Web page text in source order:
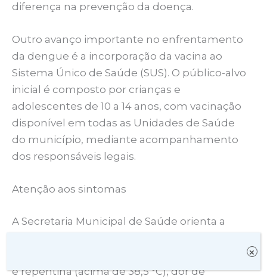
diferença na prevenção da doença.
Outro avanço importante no enfrentamento
da dengue é a incorporação da vacina ao
Sistema Único de Saúde (SUS). O público-alvo
inicial é composto por crianças e
adolescentes de 10 a 14 anos, com vacinação
disponível em todas as Unidades de Saúde
do município, mediante acompanhamento
dos responsáveis legais.
Atenção aos sintomas
A Secretaria Municipal de Saúde orienta a
e repentina (acima de 38,5 °C), dor de
×